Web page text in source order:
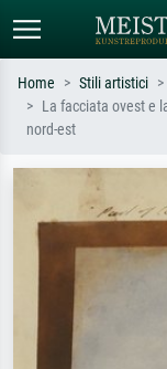
Monet, Notte
Impressionismo, onda
nudo.
Home Stili artistici
La facciata ovest e
nord-est